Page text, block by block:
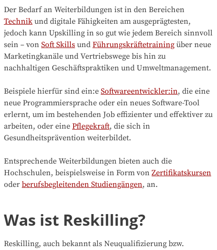
Der Bedarf an Weiterbildungen ist in den Bereichen
Technik und digitale Fähigkeiten am ausgeprägtesten,
jedoch kann Upskilling in so gut wie jedem Bereich sinnvoll
sein – von Soft Skills und Führungskräftetraining über neue
Marketingkanäle und Vertriebswege bis hin zu
nachhaltigen Geschäftspraktiken und Umweltmanagement.
Beispiele hierfür sind ein:e Softwareentwickler:in, die eine
neue Programmiersprache oder ein neues Software-Tool
erlernt, um im bestehenden Job effizienter und effektiver zu
arbeiten, oder eine Pflegekraft, die sich in
Gesundheitsprävention weiterbildet.
Entsprechende Weiterbildungen bieten auch die
Hochschulen, beispielsweise in Form von Zertifikatskursen
oder berufsbegleitenden Studiengängen, an.
Was ist Reskilling?
Reskilling, auch bekannt als Neuqualifizierung bzw.